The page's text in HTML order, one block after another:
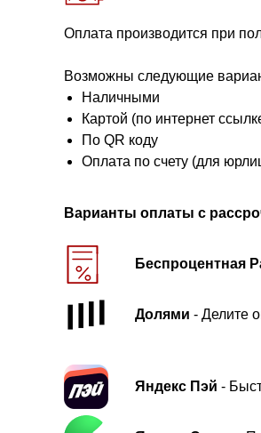
Оплата производится при
Возможны следующие
Наличными
Картой (по интернет
По QR коду
Оплата по счету (для
Варианты оплаты с
Беспроцентная
Долями - Делите
Яндекс Пэй -